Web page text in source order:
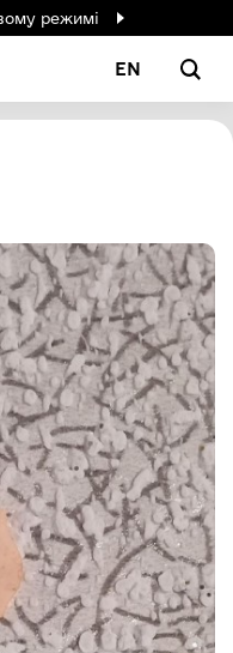
режимі
EN